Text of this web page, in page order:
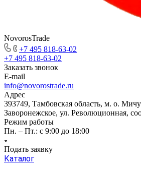
NovorosTrade
+7 495 818-63-02
+7 495 818-63-02
Заказать звонок
E-mail
info@novorostrade.ru
Адрес
393749, Тамбовская область, м. о.
Заворонежское, ул. Революционная,
Режим работы
Пн. – Пт.: с 9:00 до 18:00
Подать заявку
Каталог